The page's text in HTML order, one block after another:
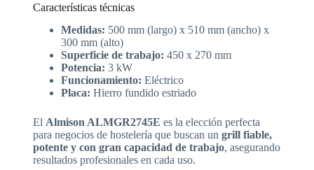
Características técnicas
Medidas: 500 mm (largo) x 510 mm (ancho) x
300 mm (alto)
Superficie de trabajo: 450 x 270 mm
Potencia: 3 kW
Funcionamiento: Eléctrico
Placa: Hierro fundido estriado
El Almison ALMGR2745E es la elección perfecta
para negocios de hostelería que buscan un grill fiable,
potente y con gran capacidad de trabajo, asegurando
resultados profesionales en cada uso.